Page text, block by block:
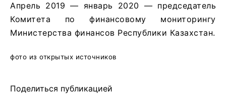
Апрель 2019 — январь 2020 — председатель
Комитета по финансовому мониторингу
Министерства финансов Республики Казахстан.
фото из открытых источников
Поделиться публикацией